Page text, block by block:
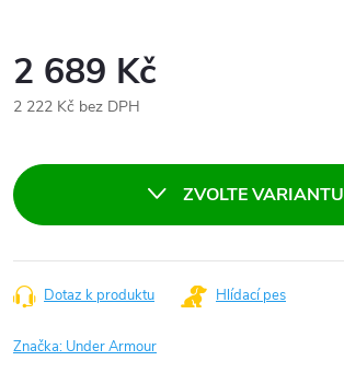
2 689 Kč
2 222 Kč bez DPH
ZVOLTE VARIANTU
Dotaz k produktu Hlídací pes
Značka: Under Armour